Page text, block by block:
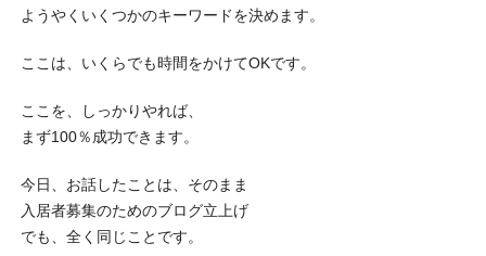
ようやくいくつかのキーワードを決めます。
ここは、いくらでも時間をかけてOKです。
ここを、しっかりやれば、
まず100％成功できます。
今日、お話したことは、そのまま
入居者募集のためのブログ立上げ
でも、全く同じことです。